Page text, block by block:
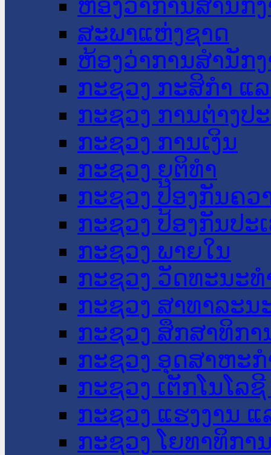
ຫ້ອງວ່າການສໍານັກ
ສະພາແຫ່ງຊາດ
ຫ້ອງວ່າການສຳນັກ
ກະຊວງ ກະສິກຳ ແ
ກະຊວງ ການຕ່າງປ
ກະຊວງ ການເງິນ
ກະຊວງ ຍຸຕິທໍາ
ກະຊວງ ປ້ອງກັນຄວ
ກະຊວງ ປ້ອງກັນປະ
ກະຊວງ ພາຍໃນ
ກະຊວງ ວັດທະນະ
ກະຊວງ ສາທາລະນ
ກະຊວງ ສຶກສາທິກາ
ກະຊວງ ອຸດສາຫະ
ກະຊວງ ເຕັກໂນໂລ
ກະຊວງ ແຮງງານ
ກະຊວງ ໂຍທາທິກາ